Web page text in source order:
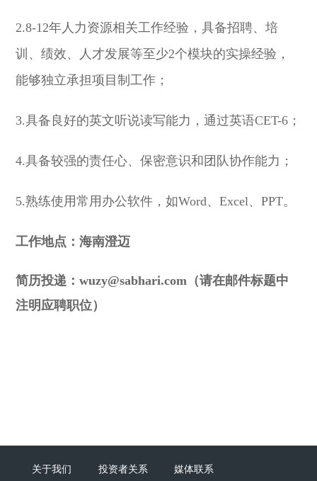
2.8-12年人力资源相关工作经验，具备招聘、培
训、绩效、人才发展等至少2个模块的实操经验，
能够独立承担项目制工作；
3.具备良好的英文听说读写能力，通过英语CET-6；
4.具备较强的责任心、保密意识和团队协作能力；
5.熟练使用常用办公软件，如Word、Excel、PPT。
工作地点：海南澄迈
简历投递：wuzy@sabhari.com（请在邮件标题中
注明应聘职位）
关于我们 投资者关系 媒体联系